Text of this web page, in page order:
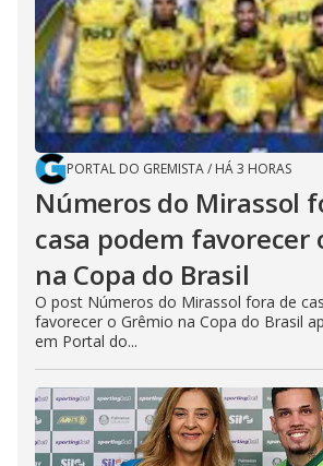
PORTAL DO GREMISTA/ HÁ 3 HORAS
Números do Mirassol
casa podem favorecer
na Copa do Brasil
O post Números do Mirassol fora de
favorecer o Grêmio na Copa do Brasil
em Portal do...